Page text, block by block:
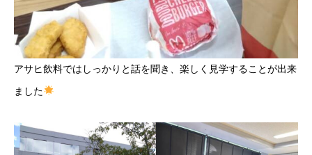
アサヒ飲料ではしっかりと話を聞き、楽しく見学することが出来
ました